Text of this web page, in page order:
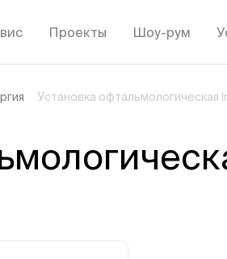
Проекты Шоу-рум
Установка офтальмологическая